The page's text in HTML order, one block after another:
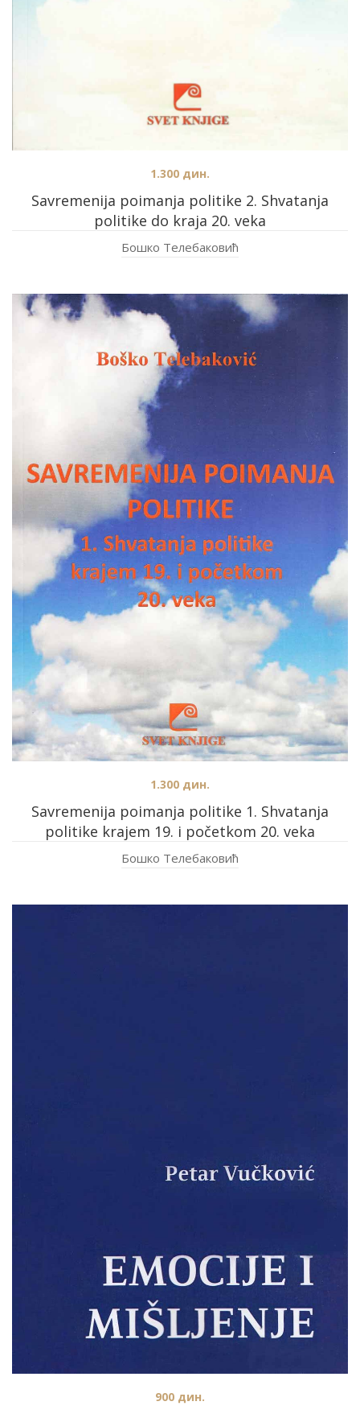
Savremenija poimanja politike 2. Shvatanja
politike do kraja 20. veka
1.300 дин.
Бошко Телебаковић
Savremenija poimanja politike 1. Shvatanja
politike krajem 19. i početkom 20. veka
1.300 дин.
Бошко Телебаковић
900 дин.